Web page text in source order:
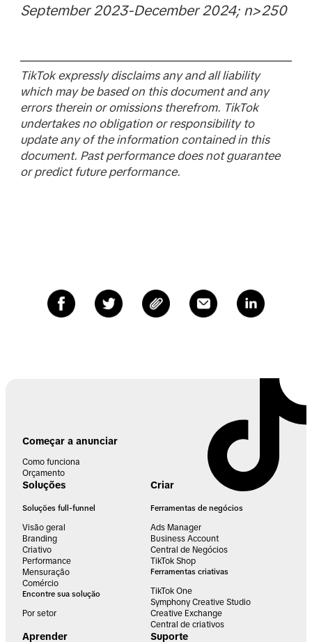
September 2023-December 2024; n>250
TikTok expressly disclaims any and all liability
which may be based on this document and any
errors therein or omissions therefrom. TikTok
undertakes no obligation or responsibility to
update any of the information contained in this
document. Past performance does not guarantee
or predict future performance.
Começar a anunciar
Como funciona
Orçamento
Soluções
Soluções full-funnel
Visão geral
Branding
Criativo
Performance
Mensuração
Comércio
Encontre sua solução
Por setor
Criar
Ferramentas de negócios
Ads Manager
Business Account
Central de Negócios
TikTok Shop
Ferramentas criativas
TikTok One
Symphony Creative Studio
Creative Exchange
Central de criativos
Aprender Suporte